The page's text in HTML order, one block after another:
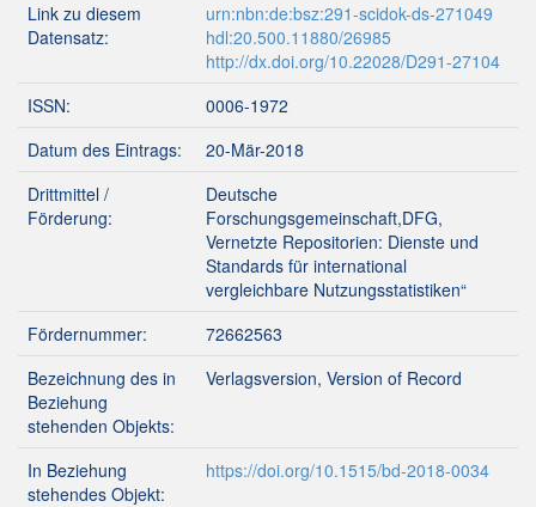
Link zu diesem
Datensatz:
urn:nbn:de:bsz:291-scidok-ds-271049
hdl:20.500.11880/26985
http://dx.doi.org/10.22028/D291-27104
ISSN:
0006-1972
Datum des Eintrags:
20-Mär-2018
Drittmittel /
Förderung:
Deutsche
Forschungsgemeinschaft,DFG,
Vernetzte Repositorien: Dienste und
Standards für international
vergleichbare Nutzungsstatistiken“
Fördernummer:
72662563
Bezeichnung des in
Beziehung
stehenden Objekts:
Verlagsversion, Version of Record
In Beziehung
stehendes Objekt:
https://doi.org/10.1515/bd-2018-0034